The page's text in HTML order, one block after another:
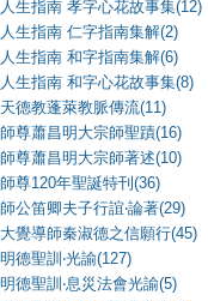
人生指南 孝字心花故事集(12)
人生指南 仁字指南集解(2)
人生指南 和字指南集解(6)
人生指南 和字心花故事集(8)
天德教蓬萊教脈傳流(11)
師尊蕭昌明大宗師聖蹟(16)
師尊蕭昌明大宗師著述(10)
師尊120年聖誕特刊(36)
師公笛卿夫子行誼‧論著(29)
大覺導師秦淑德之信願行(45)
明德聖訓‧光諭(127)
明德聖訓‧息災法會光諭(5)